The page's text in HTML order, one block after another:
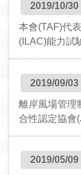
2019/10/30
本會(TAF)代
(ILAC)能力試
2019/09/03
離岸風場管理
合性認定協會
2019/05/09